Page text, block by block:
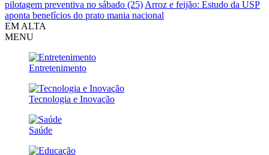
pilotagem preventiva no sábado (25) Arroz e feijão: Estudo da USP
aponta benefícios do prato mania nacional
EM ALTA
MENU
Entretenimento
Tecnologia e Inovação
Saúde